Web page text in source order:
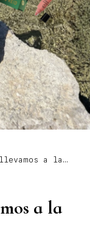
a la
a la